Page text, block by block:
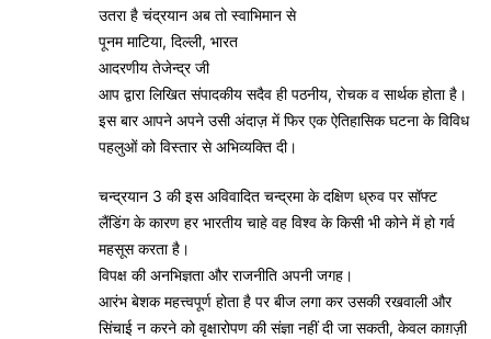
उतरा है चंद्रयान अब तो स्वाभिमान से
पूनम माटिया, दिल्ली, भारत
आदरणीय तेजेन्द्र जी
आप द्वारा लिखित संपादकीय सदैव ही पठनीय, रोचक व सार्थक होता है।
इस बार आपने अपने उसी अंदाज़ में फिर एक ऐतिहासिक घटना के विविध
पहलुओं को विस्तार से अभिव्यक्ति दी।
चन्द्रयान 3 की इस अविवादित चन्द्रमा के दक्षिण ध्रुव पर सॉफ्ट
लैंडिंग के कारण हर भारतीय चाहे वह विश्व के किसी भी कोने में हो गर्व
महसूस करता है।
विपक्ष की अनभिज्ञता और राजनीति अपनी जगह।
आरंभ बेशक महत्त्वपूर्ण होता है पर बीज लगा कर उसकी रखवाली और
सिंचाई न करने को वृक्षारोपण की संज्ञा नहीं दी जा सकती, केवल काग़ज़ी